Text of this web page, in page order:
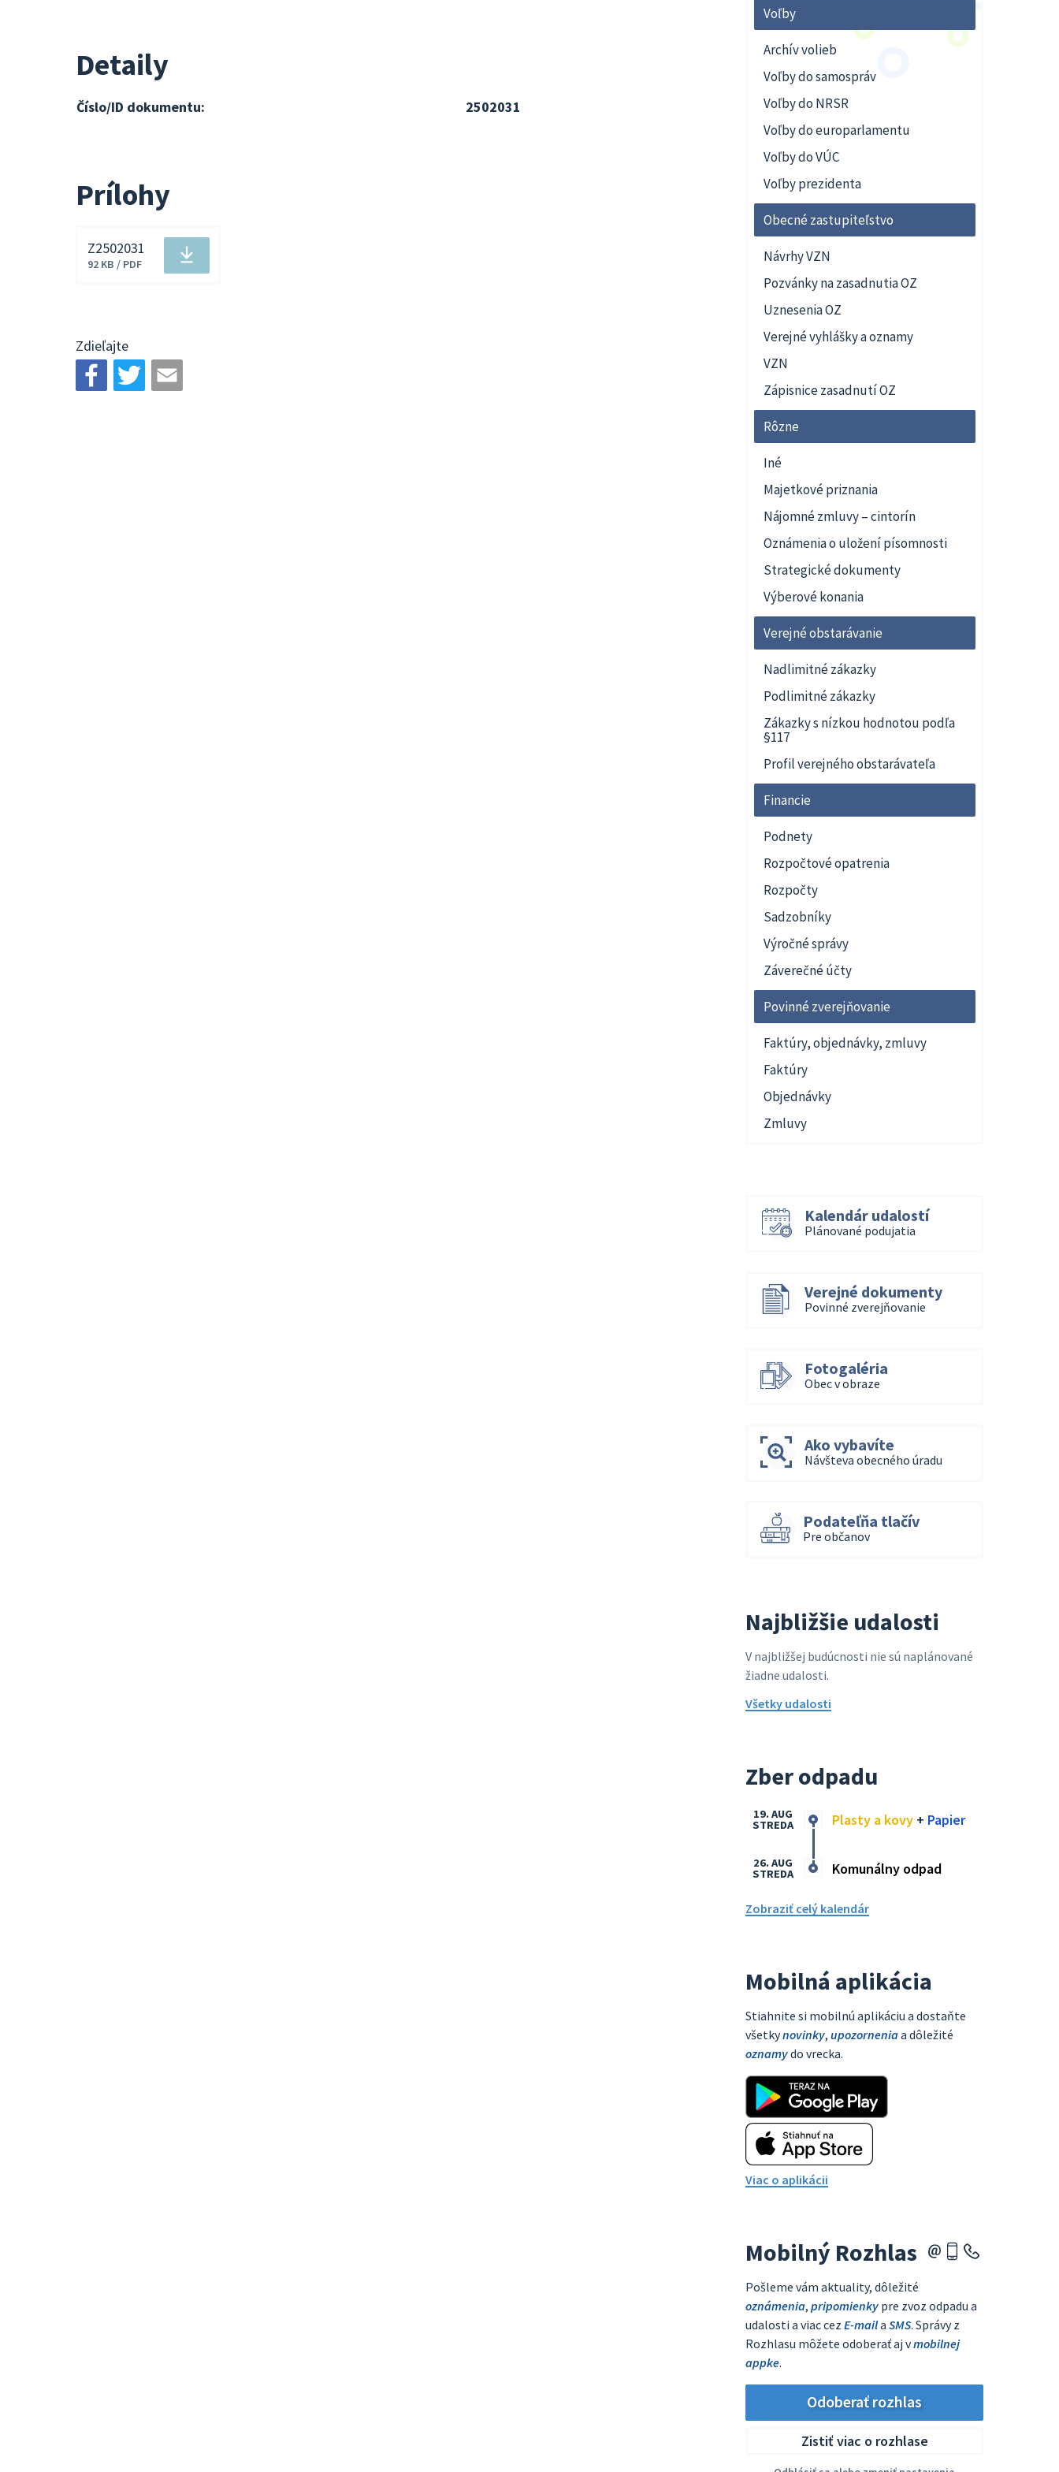
Detaily
Číslo/ID dokumentu: 2502031
Prílohy
Stiahnuť
Z2502031
92 KB / PDF
Zdieľajte
Voľby
Archív volieb
Voľby do samospráv
Voľby do NRSR
Voľby do europarlamentu
Voľby do VÚC
Voľby prezidenta
Obecné zastupiteľstvo
Návrhy VZN
Pozvánky na zasadnutia OZ
Uznesenia OZ
Verejné vyhlášky a oznamy
VZN
Zápisnice zasadnutí OZ
Rôzne
Iné
Majetkové priznania
Nájomné zmluvy – cintorín
Oznámenia o uložení písomnosti
Strategické dokumenty
Výberové konania
Verejné obstarávanie
Nadlimitné zákazky
Podlimitné zákazky
Zákazky s nízkou hodnotou podľa
§117
Profil verejného obstarávateľa
Financie
Podnety
Rozpočtové opatrenia
Rozpočty
Sadzobníky
Výročné správy
Záverečné účty
Povinné zverejňovanie
Faktúry, objednávky, zmluvy
Faktúry
Objednávky
Zmluvy
Kalendár udalostí
Plánované podujatia
Verejné dokumenty
Povinné zverejňovanie
Fotogaléria
Obec v obraze
Ako vybavíte
Návšteva obecného úradu
Podateľňa tlačív
Pre občanov
Najbližšie udalosti
V najbližšej budúcnosti nie sú naplánované
žiadne udalosti.
Všetky udalosti
Zber odpadu
Plasty a kovy + Papier
19. AUG
STREDA
Komunálny odpad
26. AUG
STREDA
Zobraziť celý kalendár
Mobilná aplikácia
Stiahnite si mobilnú aplikáciu a dostaňte
všetkynovinky, upozorneniaa dôležité
oznamydo vrecka.
Viac o aplikácii
Mobilný Rozhlas
Pošleme vám aktuality, dôležité
oznámenia, pripomienky pre zvoz odpadu a
udalosti a viac cez E-maila SMS. Správy z
Rozhlasu môžete odoberať aj vmobilnej
appke.
Odoberať rozhlas
Zistiť viac o rozhlase